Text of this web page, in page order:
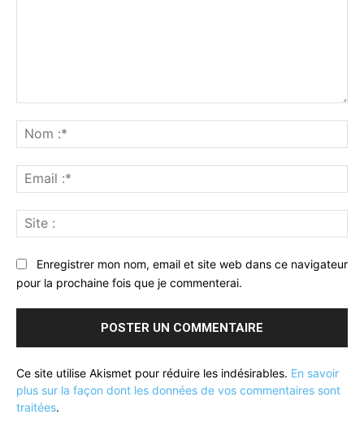
:*
:*
:
Enregistrer mon nom, email et site web dans ce navigateur
pour la prochaine fois que je commenterai.
Ce site utilise Akismet pour réduire les indésirables. En savoir
plus sur la façon dont les données de vos commentaires sont
traitées.